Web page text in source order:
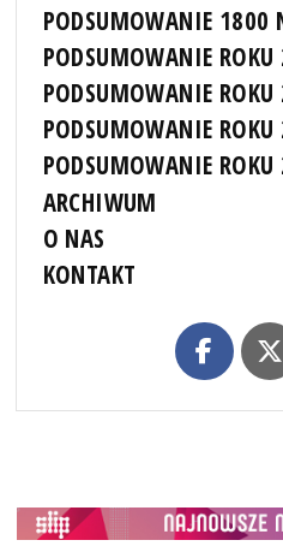
PODSUMOWANIE 1800
PODSUMOWANIE
PODSUMOWANIE
PODSUMOWANIE
PODSUMOWANIE
ARCHIWUM
O NAS
KONTAKT